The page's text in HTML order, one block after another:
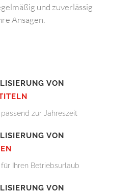
und zuverlässig
Ansagen.
VON
zur Jahreszeit
VON
Ihren Betriebsurlaub
VON